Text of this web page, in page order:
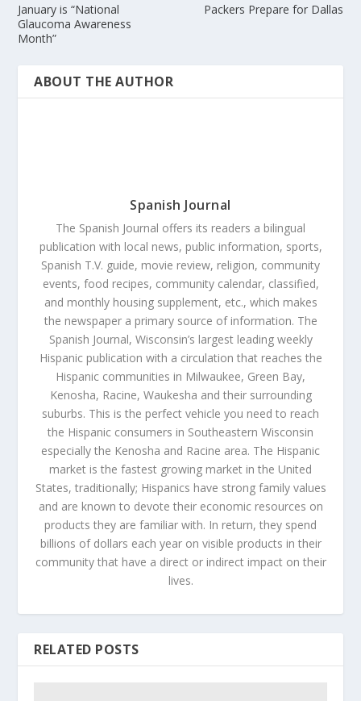
January is “National
Glaucoma Awareness
Month”
Packers Prepare for Dallas
ABOUT THE AUTHOR
Spanish Journal
The Spanish Journal offers its readers a bilingual
publication with local news, public information, sports,
Spanish T.V. guide, movie review, religion, community
events, food recipes, community calendar, classified,
and monthly housing supplement, etc., which makes
the newspaper a primary source of information. The
Spanish Journal, Wisconsin’s largest leading weekly
Hispanic publication with a circulation that reaches the
Hispanic communities in Milwaukee, Green Bay,
Kenosha, Racine, Waukesha and their surrounding
suburbs. This is the perfect vehicle you need to reach
the Hispanic consumers in Southeastern Wisconsin
especially the Kenosha and Racine area. The Hispanic
market is the fastest growing market in the United
States, traditionally; Hispanics have strong family values
and are known to devote their economic resources on
products they are familiar with. In return, they spend
billions of dollars each year on visible products in their
community that have a direct or indirect impact on their
lives.
RELATED POSTS